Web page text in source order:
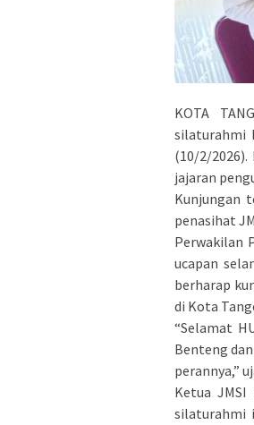
KOTA
silaturahmi
(10/2/
jajaran
Kunjungan
penasihat
Perwakilan
ucapan
berharap
di Kota
“Selamat
Benteng
perannya,”
Ketua
silaturahmi